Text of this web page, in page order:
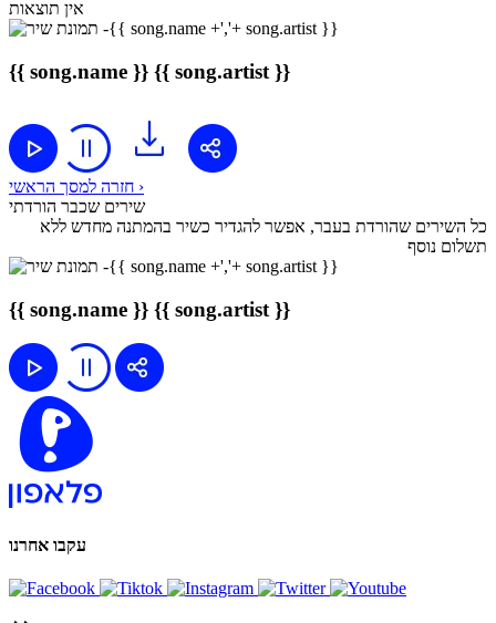
אין תוצאות
{{ song.name }} {{ song.artist }}
חזרה למסך הראשי ›
שירים שכבר הורדתי
כל השירים שהורדת בעבר, אפשר להגדיר כשיר בהמתנה מחדש ללא
תשלום נוסף
{{ song.name }} {{ song.artist }}
עקבו אחרנו